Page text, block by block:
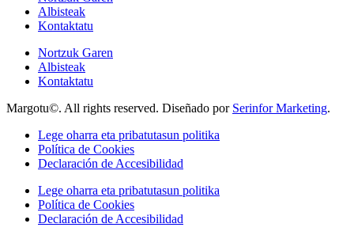
Albisteak
Kontaktatu
Nortzuk Garen
Albisteak
Kontaktatu
Margotu©. All rights reserved. Diseñado por Serinfor Marketing.
Lege oharra eta pribatutasun politika
Política de Cookies
Declaración de Accesibilidad
Lege oharra eta pribatutasun politika
Política de Cookies
Declaración de Accesibilidad